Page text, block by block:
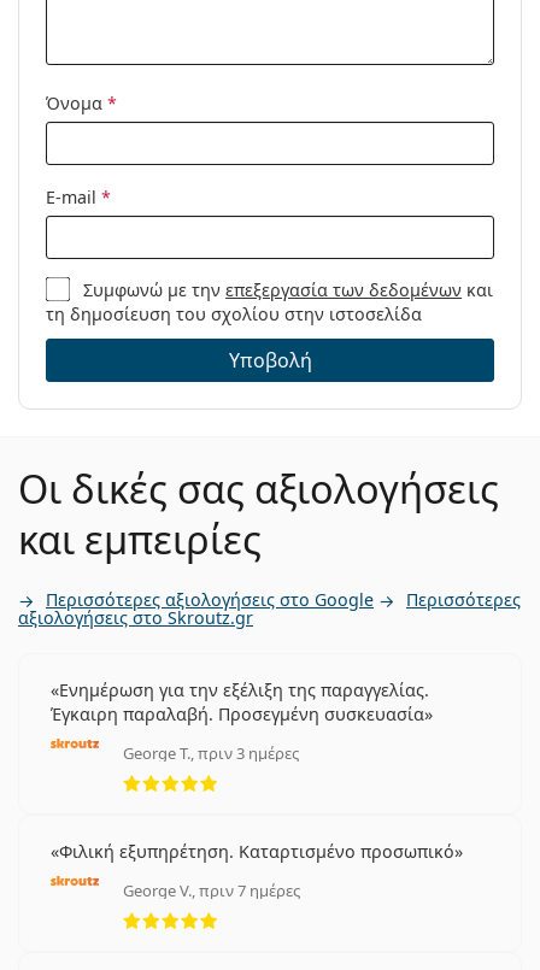
Όνομα *
E-mail *
Συμφωνώ με τηνεπεξεργασία των δεδομένων και
τη δημοσίευση του σχολίου στην ιστοσελίδα
Υποβολή
Οι δικές σας αξιολογήσεις
και εμπειρίες
Περισσότερες αξιολογήσεις στο Google Περισσότερες
αξιολογήσεις στο Skroutz.gr
Ενημέρωση για την εξέλιξη της παραγγελίας.
Έγκαιρη παραλαβή. Προσεγμένη συσκευασία
George T., πριν 3 ημέρες
5 αξιολογήσεις από 5
Φιλική εξυπηρέτηση. Καταρτισμένο προσωπικό
George V., πριν 7 ημέρες
5 αξιολογήσεις από 5